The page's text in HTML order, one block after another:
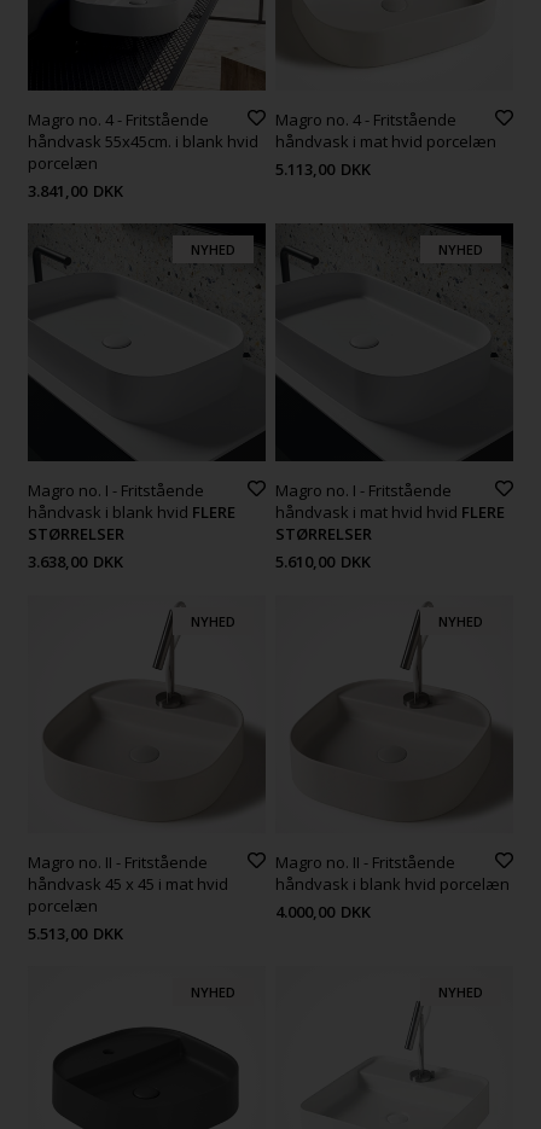
Magro no. 4 - Fritstående
håndvask 55x45cm. i blank hvid
porcelæn
3.841,00 DKK
Magro no. 4 - Fritstående
håndvask i mat hvid porcelæn
5.113,00 DKK
NYHED
Magro no. I - Fritstående
håndvask i blank hvid FLERE
STØRRELSER
3.638,00 DKK
NYHED
Magro no. I - Fritstående
håndvask i mat hvid hvid FLERE
STØRRELSER
5.610,00 DKK
NYHED
Magro no. II - Fritstående
håndvask 45 x 45 i mat hvid
porcelæn
5.513,00 DKK
NYHED
Magro no. II - Fritstående
håndvask i blank hvid porcelæn
4.000,00 DKK
NYHED NYHED